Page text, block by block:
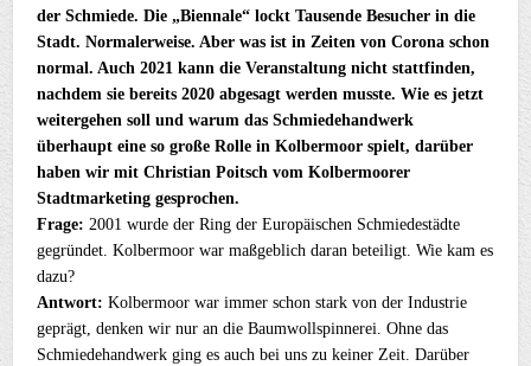
der Schmiede. Die „Biennale“ lockt Tausende Besucher in die
Stadt. Normalerweise. Aber was ist in Zeiten von Corona schon
normal. Auch 2021 kann die Veranstaltung nicht stattfinden,
nachdem sie bereits 2020 abgesagt werden musste. Wie es jetzt
weitergehen soll und warum das Schmiedehandwerk
überhaupt eine so große Rolle in Kolbermoor spielt, darüber
haben wir mit Christian Poitsch vom Kolbermoorer
Stadtmarketing gesprochen.
Frage: 2001 wurde der Ring der Europäischen Schmiedestädte
gegründet. Kolbermoor war maßgeblich daran beteiligt. Wie kam es
dazu?
Antwort: Kolbermoor war immer schon stark von der Industrie
geprägt, denken wir nur an die Baumwollspinnerei. Ohne das
Schmiedehandwerk ging es auch bei uns zu keiner Zeit. Darüber